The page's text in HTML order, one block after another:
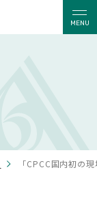
MENU
「CPCC国内初の